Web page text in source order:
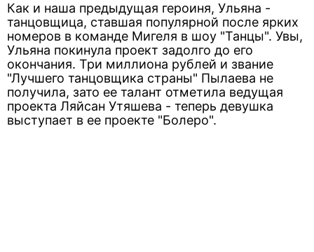
Как и наша предыдущая героиня, Ульяна -
танцовщица, ставшая популярной после ярких
номеров в команде Мигеля в шоу "Танцы". Увы,
Ульяна покинула проект задолго до его
окончания. Три миллиона рублей и звание
"Лучшего танцовщика страны" Пылаева не
получила, зато ее талант отметила ведущая
проекта Ляйсан Утяшева - теперь девушка
выступает в ее проекте "Болеро".